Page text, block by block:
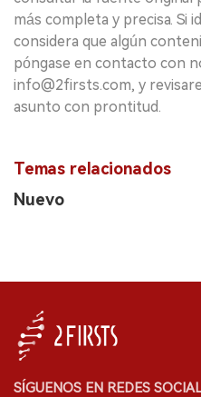
más completa y precisa. Si
considera que algún
póngase en contacto con
info@2firsts.com, y
asunto con prontitud.
Temas relacionados
Nuevo
SÍGUENOS EN REDES